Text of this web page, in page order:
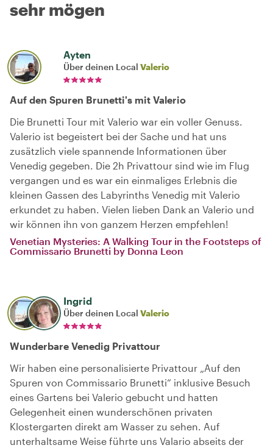
sehr mögen
Ayten
Über deinen Local Valerio
Auf den Spuren Brunetti's mit Valerio
Die Brunetti Tour mit Valerio war ein voller Genuss.
Valerio ist begeistert bei der Sache und hat uns
zusätzlich viele spannende Informationen über
Venedig gegeben. Die 2h Privattour sind wie im Flug
vergangen und es war ein einmaliges Erlebnis die
kleinen Gassen des Labyrinths Venedig mit Valerio
erkundet zu haben. Vielen lieben Dank an Valerio und
wir können ihn von ganzem Herzen empfehlen!
Venetian Mysteries: A Walking Tour in the Footsteps of
Commissario Brunetti by Donna Leon
Ingrid
Über deinen Local Valerio
Wunderbare Venedig Privattour
Wir haben eine personalisierte Privattour „Auf den
Spuren von Commissario Brunetti“ inklusive Besuch
eines Gartens bei Valerio gebucht und hatten
Gelegenheit einen wunderschönen privaten
Klostergarten direkt am Wasser zu sehen. Auf
unterhaltsame Weise führte uns Valario abseits der